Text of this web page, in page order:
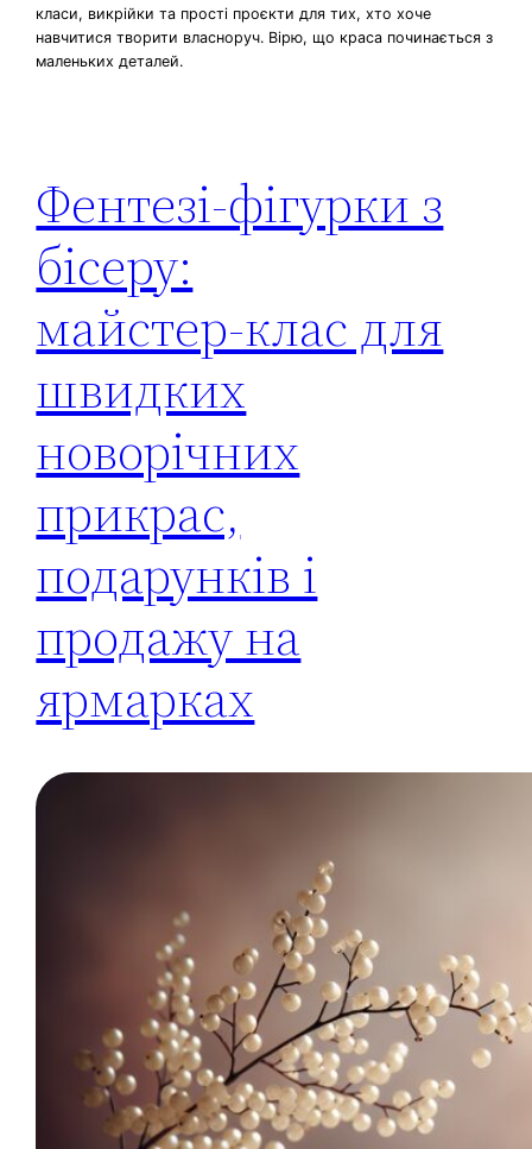
класи, викрійки та прості проєкти для тих, хто хоче
навчитися творити власноруч. Вірю, що краса починається з
маленьких деталей.
Фентезі‑фігурки з
бісеру:
майстер‑клас для
швидких
новорічних
прикрас,
подарунків і
продажу на
ярмарках